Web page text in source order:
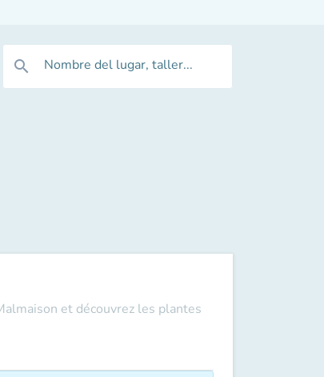
search Nombre del lugar, taller...
et découvrez les plantes